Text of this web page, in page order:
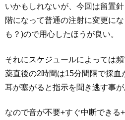
いかもしれないが、今回は留置
階になって普通の注射に変更に
も？)ので用心したほうが良い。
それにスケジュールによっては
薬直後の2時間は15分間隔で採血
耳が塞がると指示を聞き逃す事が
なので音が不要+すぐ中断できる